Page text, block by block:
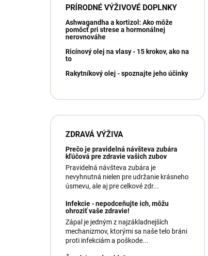
PRÍRODNÉ VÝŽIVOVÉ DOPLNKY
Ashwagandha a kortizol: Ako môže
pomôcť pri strese a hormonálnej
nerovnováhe
Ricínový olej na vlasy - 15 krokov, ako na
to
Rakytníkový olej - spoznajte jeho účinky
ZDRAVÁ VÝŽIVA
Prečo je pravidelná návšteva zubára
kľúčová pre zdravie vašich zubov
Pravidelná návšteva zubára je
nevyhnutná nielen pre udržanie krásneho
úsmevu, ale aj pre celkové zdr...
Infekcie - nepodceňujte ich, môžu
ohroziť vaše zdravie!
Zápal je jedným z najzákladnejších
mechanizmov, ktorými sa naše telo bráni
proti infekciám a poškode...